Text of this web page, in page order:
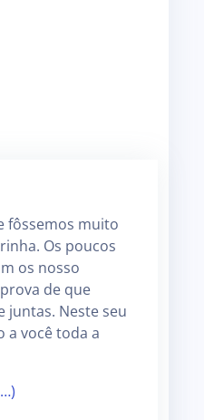
fôssemos muito
Os poucos
os nosso
de que
juntas. Neste seu
a você toda a